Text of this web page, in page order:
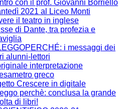
con il prof. Giovanni Borriello
2021 al Liceo Monti
il teatro in inglese
di Dante, tra profezia e
i messaggi dei
alunni-lettori
interpretazione
greco
Crescere in digitale
perchè: conclusa la grande
di libri!